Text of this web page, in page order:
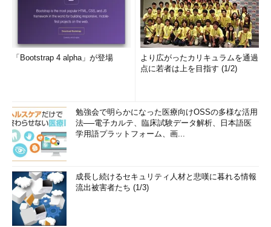
「Bootstrap 4 alpha」が登場
より広がったカリキュラムを通過
点に若者は上を目指す (1/2)
勉強会で明らかになった医療向けOSSの多様な活用
法──電子カルテ、臨床試験データ解析、日本語医
学用語プラットフォーム、画...
成長し続けるセキュリティ人材と悲嘆に暮れる情報
流出被害者たち (1/3)